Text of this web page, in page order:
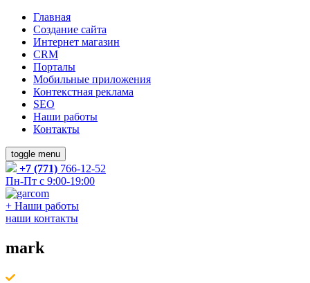
Главная
Создание сайта
Интернет магазин
CRM
Порталы
Мобильные приложения
Контекстная реклама
SEO
Наши работы
Контакты
toggle menu
+7 (771) 766-12-52
Пн-Пт с 9:00-19:00
+ Наши работы
наши контакты
mark